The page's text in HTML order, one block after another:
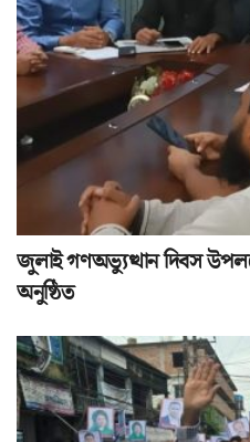
জুলাই গণঅভ্যুত্থান দিবস
অনুষ্ঠিত